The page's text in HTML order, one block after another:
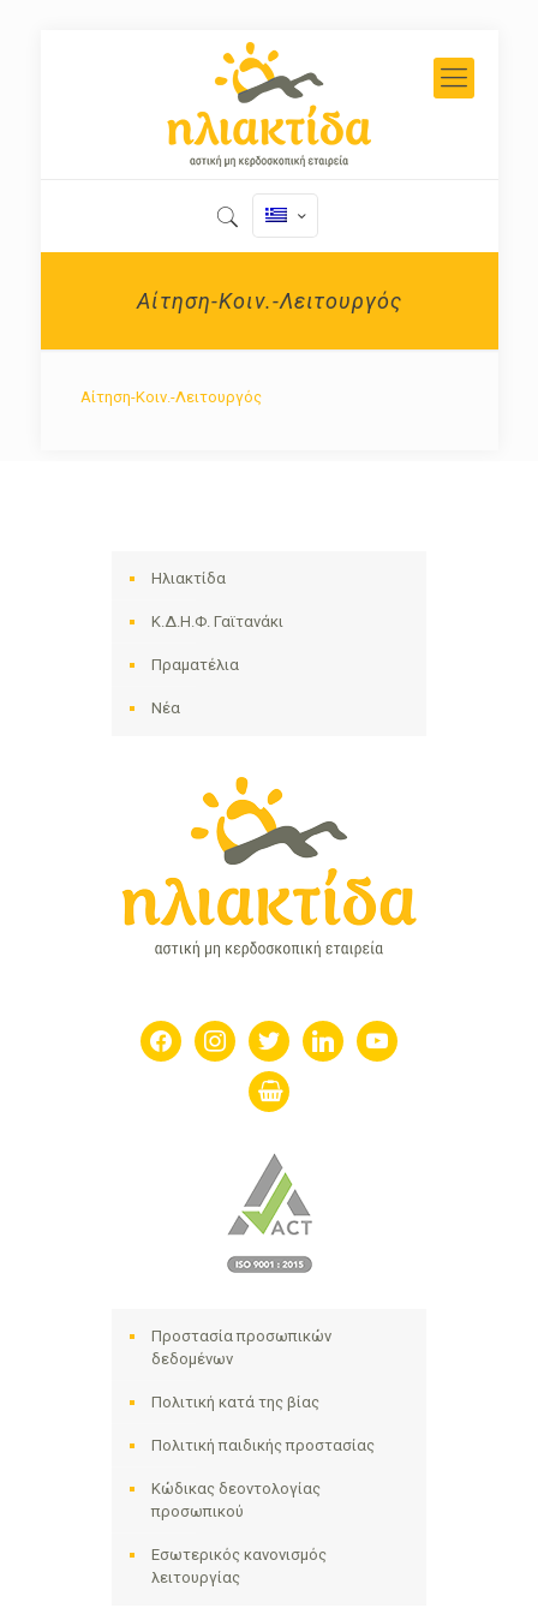
Αίτηση-Κοιν.-Λειτουργός
Αίτηση-Κοιν.-Λειτουργός
Ηλιακτίδα
Κ.Δ.Η.Φ. Γαϊτανάκι
Πραματέλια
Νέα
facebookinstagramtwitter linkedin youtube
shopping-
basket
Προστασία προσωπικών
δεδομένων
Πολιτική κατά της βίας
Πολιτική παιδικής προστασίας
Κώδικας δεοντολογίας
προσωπικού
Εσωτερικός κανονισμός
λειτουργίας